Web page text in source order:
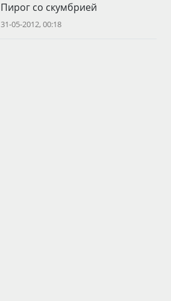
Пирог со скумбрией
31-05-2012, 00:18